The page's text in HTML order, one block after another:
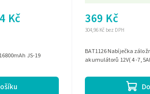
Kč
JS-19
304,96 Kč bez DPH
369 Kč
BAT1126 Nabíječka
akumulátorů 12V( 4 -